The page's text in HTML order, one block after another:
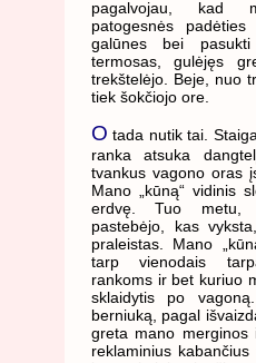
pagalvojau, kad
patogesnės
galūnes bei
termosas, gulėjęs
trekštelėjo. Beje, nuo
tiek šokčiojo ore.
O tada nutik tai.
ranka atsuka
tvankus vagono oras
Mano „kūną“ vidinis
erdvę. Tuo metu,
pastebėjo, kas
praleistas. Mano
tarp vienodais
rankoms ir bet kuriuo
sklaidytis po
berniuką, pagal
greta mano merginos
reklaminius kabančius